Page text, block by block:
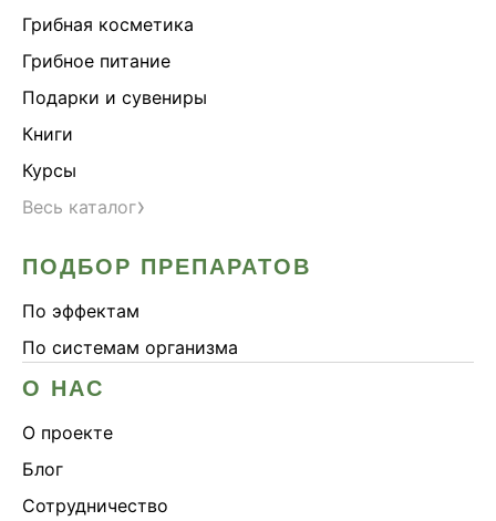
Грибная косметика
Грибное питание
Подарки и сувениры
Книги
Курсы
Весь каталог›
ПОДБОР ПРЕПАРАТОВ
По эффектам
По системам организма
О НАС
О проекте
Блог
Сотрудничество